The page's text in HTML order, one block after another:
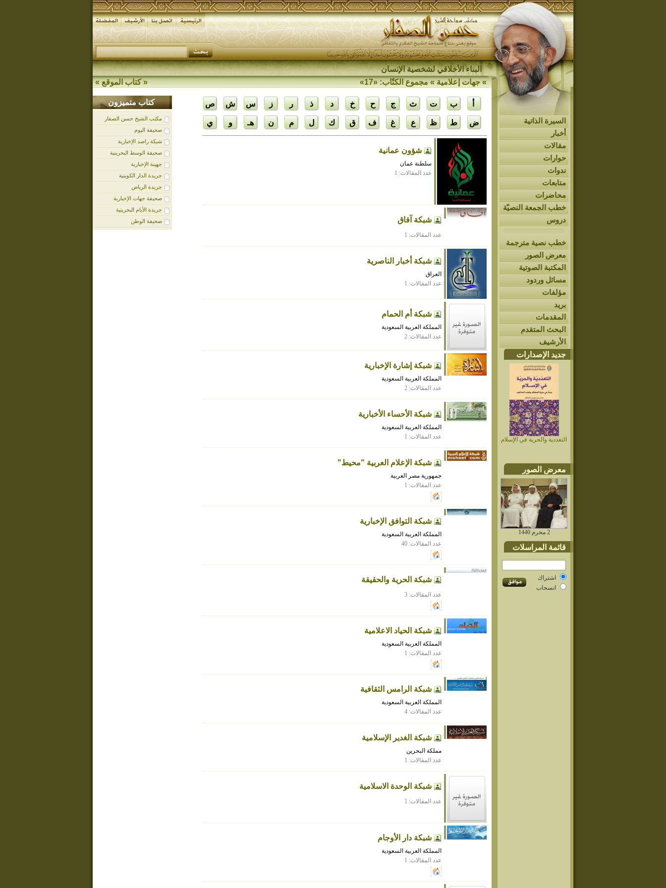
البناء الأخلاقي لشخصية الإنسان
السيرة الذاتية
أخبار
مقالات
حوارات
ندوات
متابعات
محاضرات
خطب الجمعة النصيّة
دروس
خطب نصية مترجمة
معرض الصور
المكتبة الصوتية
مسائل وردود
مؤلفات
بريد
المقدمات
البحث المتقدم
الأرشيف
جديد الإصدارات
التعددية والحرية في الإسلام
معرض الصور
2 محرم 1440
قائمة المراسلات
اشتراك
انسحاب
«كتاب الموقع» »جهات إعلامية» مجموع الكتّاب: «17»
أ ب ت ث ج ح خ د ذ ر ز س ش ص
ض ط ظ ع غ ف ق ك ل م ن هـ و ي
كتاب متميزون
مكتب الشيخ حسن الصفار
صحيفة اليوم
شبكة راصد الإخبارية
صحيفة الوسط البحرينية
جهينة الإخبارية
جريدة الدار الكويتية
جريدة الرياض
صحيفة جهات الإخبارية
جريدة الأيام البحرينية
صحيفة الوطن
شؤون عمانية
سلطنة عمان
عدد المقالات: 1
شبكة آفاق
عدد المقالات: 1
شبكة أخبار الناصرية
العراق
عدد المقالات: 1
شبكة أم الحمام
المملكة العربية السعودية
عدد المقالات: 2
شبكة إشارة الإخبارية
المملكة العربية السعودية
عدد المقالات: 2
شبكة الأحساء الأخبارية
المملكة العربية السعودية
عدد المقالات: 1
شبكة الإعلام العربية "محيط"
جمهورية مصر العربية
عدد المقالات: 1
شبكة التوافق الإخبارية
المملكة العربية السعودية
عدد المقالات: 40
شبكة الحرية والحقيقة
عدد المقالات: 3
شبكة الحياد الاعلامية
المملكة العربية السعودية
عدد المقالات: 1
شبكة الرامس الثقافية
المملكة العربية السعودية
عدد المقالات: 4
شبكة الغدير الإسلامية
مملكة البحرين
عدد المقالات: 1
شبكة الوحدة الاسلامية
عدد المقالات: 1
شبكة دار الأوجام
المملكة العربية السعودية
عدد المقالات: 1